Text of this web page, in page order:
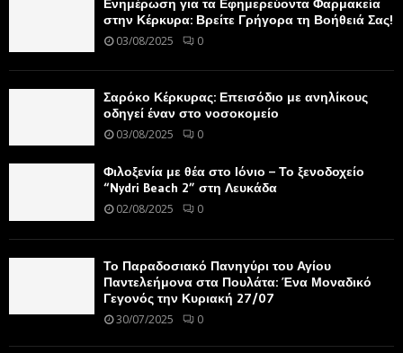
Ενημέρωση για τα Εφημερεύοντα Φαρμακεία
στην Κέρκυρα: Βρείτε Γρήγορα τη Βοήθειά Σας!
03/08/2025 0
Σαρόκο Κέρκυρας: Επεισόδιο με ανηλίκους
οδηγεί έναν στο νοσοκομείο
03/08/2025 0
Φιλοξενία με θέα στο Ιόνιο – Το ξενοδοχείο
“Nydri Beach 2” στη Λευκάδα
02/08/2025 0
Το Παραδοσιακό Πανηγύρι του Αγίου
Παντελεήμονα στα Πουλάτα: Ένα Μοναδικό
Γεγονός την Κυριακή 27/07
30/07/2025 0